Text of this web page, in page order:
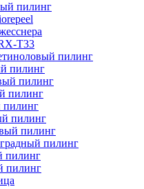
пилинг
T33
пилинг
пилинг
пилинг
пилинг
пилинг
пилинг
пилинг
пилинг
пилинг
пилинг